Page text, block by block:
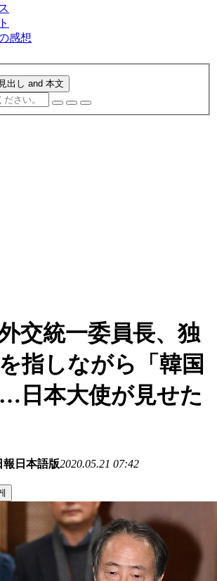
感想
見出し and 本文
交統一委員長、独
指しながら「韓国
日本大使が見せた
日本語版2020.05.21 07:42